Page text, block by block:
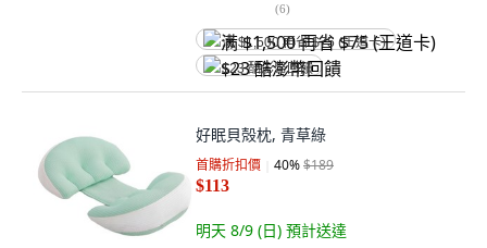
(6)
满 $1,500 再省 $75 (王道卡)
$23 酷澎幣回饋
好眠貝殻枕, 青草綠
首購折扣價 40%$189
$113
明天 8/9 (日) 預計送達